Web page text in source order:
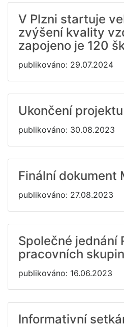
V Plzni startuje
zvýšení kvality
zapojeno je 120
publikováno: 29.07.2024
Ukončení projektu
publikováno: 30.08.2023
Finální dokument
publikováno: 27.08.2023
Společné jednání
pracovních skupin
publikováno: 16.06.2023
Informativní